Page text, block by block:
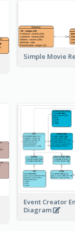
Simple Movie
Event Creator
Diagram